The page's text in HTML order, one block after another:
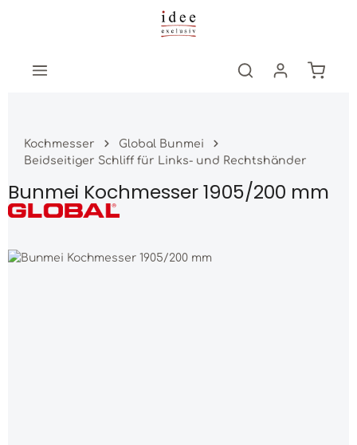
Zum Hauptinhalt springen
Kochmesser
Global Bunmei
Beidseitiger Schliff für Links- und Rechtshänder
Bunmei Kochmesser 1905/200 mm
Bildergalerie überspringen